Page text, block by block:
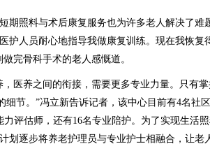
照料与术后康复服务也为许多老人解决了难
护人员耐心地指导我做康复训练。现在我恢复
完骨科手术的老人感慨道。
养之间的衔接，需要更多专业力量。只有掌
细节。”冯立新告诉记者，该中心目前有4名社
力评估师，还有16名专业陪护。为了实现生活
划逐步将养老护理员与专业护士相融合，让老